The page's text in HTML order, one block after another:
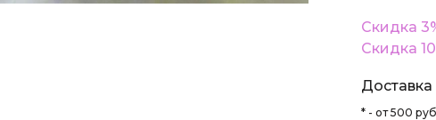
Скидка
Скидка
Доставка
* - от 500